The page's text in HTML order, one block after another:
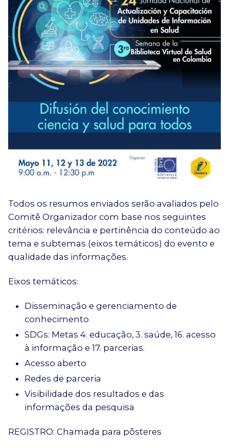
Todos os resumos enviados serão avaliados pelo
Comitê Organizador com base nos seguintes
critérios: relevância e pertinência do conteúdo ao
tema e subtemas (eixos temáticos) do evento e
qualidade das informações.
Eixos temáticos:
Disseminação e gerenciamento de
conhecimento
SDGs: Metas 4. educação, 3. saúde, 16. acesso
à informação e 17. parcerias.
Acesso aberto
Redes de parceria
Visibilidade dos resultados e das
informações da pesquisa
REGISTRO: Chamada para pôsteres